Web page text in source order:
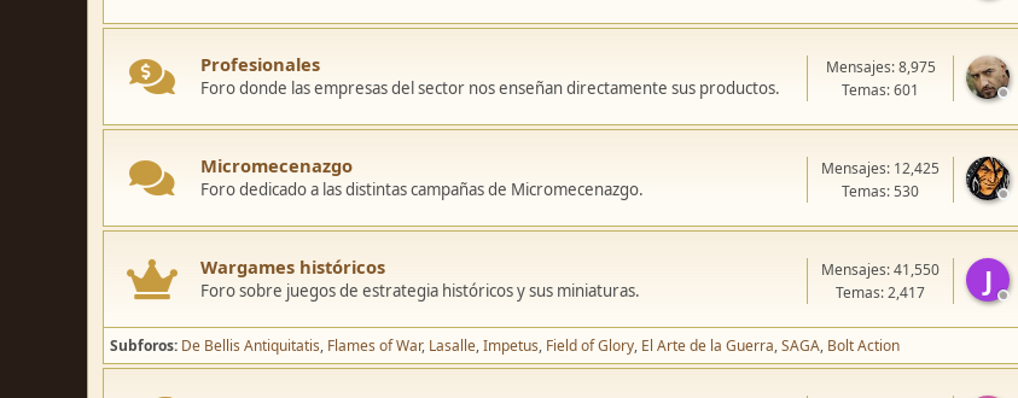
Profesionales
Foro donde las empresas del sector nos enseñan directamente sus productos.
Mensajes: 8,975
Temas: 601
Micromecenazgo
Foro dedicado a las distintas campañas de Micromecenazgo.
Mensajes: 12,425
Temas: 530
J
Wargames históricos
Foro sobre juegos de estrategia históricos y sus miniaturas.
Mensajes: 41,550
Temas: 2,417
Subforos De Bellis Antiquitatis Flames of War Lasalle Impetus Field of Glory El Arte de la Guerra SAGA Bolt Action